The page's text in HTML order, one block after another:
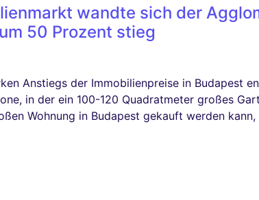
wandte sich der
50 Prozent stieg
Anstiegs der Immobilienpreise in Budapest
in der ein 100-120 Quadratmeter großes
Wohnung in Budapest gekauft werden